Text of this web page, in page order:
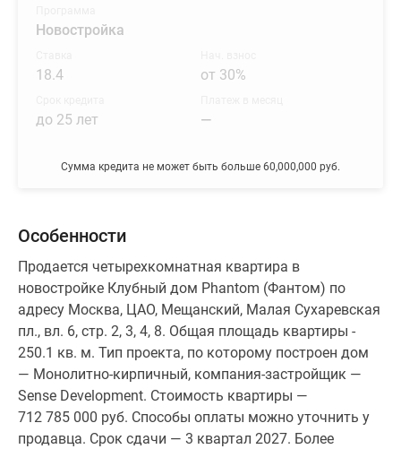
Сумма кредита не может быть больше 60,000,000 руб.
Новостройка
18.4 от 30%
до 25 лет —
Особенности
Продается четырехкомнатная квартира в
новостройке Клубный дом Phantom (Фантом) по
адресу Москва, ЦАО, Мещанский, Малая Сухаревская
пл., вл. 6, стр. 2, 3, 4, 8. Общая площадь квартиры -
250.1 кв. м. Тип проекта, по которому построен дом
— Монолитно-кирпичный, компания-застройщик —
Sense Development. Стоимость квартиры —
712 785 000 руб. Способы оплаты можно уточнить у
продавца. Срок сдачи — 3 квартал 2027. Более